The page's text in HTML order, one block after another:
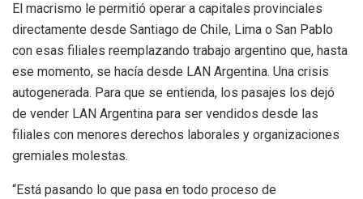
El macrismo le permitió operar a capitales provinciales
directamente desde Santiago de Chile, Lima o San Pablo
con esas filiales reemplazando trabajo argentino que, hasta
ese momento, se hacía desde LAN Argentina. Una crisis
autogenerada. Para que se entienda, los pasajes los dejó
de vender LAN Argentina para ser vendidos desde las
filiales con menores derechos laborales y organizaciones
gremiales molestas.
“Está pasando lo que pasa en todo proceso de